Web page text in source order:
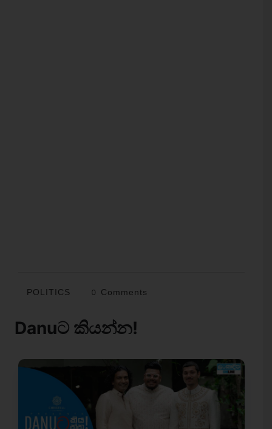
POLITICS 0 Comments